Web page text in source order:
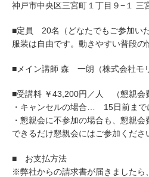
神戸市中央区三宮町１丁目９−１ 三
■定員 20名（どなたでもご参加いた
服装は自由です。動きやすい普段の
■メイン講師 森 一朗（株式会社モ
■受講料 ￥43,200円／人 （懇親会
・キャンセルの場合… 15日前まで
・懇親会に不参加の場合も、懇親会
できるだけ懇親会にはご参加くださ
■ お支払方法
※弊社からの請求書が届きましたら